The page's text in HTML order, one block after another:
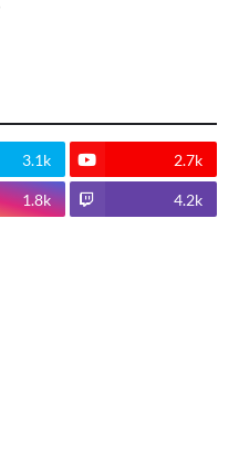
3.1k 2.7k
1.8k 4.2k